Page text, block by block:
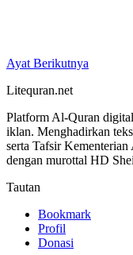
Ayat Berikutnya
Litequran.net
Platform Al-Quran
iklan. Menghadirkan
serta Tafsir
dengan murottal HD
Tautan
Bookmark
Profil
Donasi